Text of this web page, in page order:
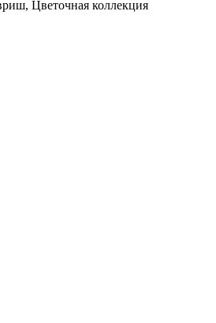
Цветочная коллекция